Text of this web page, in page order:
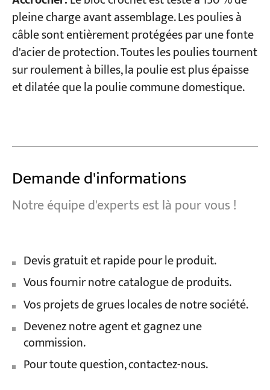
pleine charge avant assemblage. Les poulies à
câble sont entièrement protégées par une fonte
d'acier de protection. Toutes les poulies tournent
sur roulement à billes, la poulie est plus épaisse
et dilatée que la poulie commune domestique.
Demande d'informations
Notre équipe d'experts est là pour vous !
Devis gratuit et rapide pour le produit.
Vous fournir notre catalogue de produits.
Vos projets de grues locales de notre société.
Devenez notre agent et gagnez une
commission.
Pour toute question, contactez-nous.